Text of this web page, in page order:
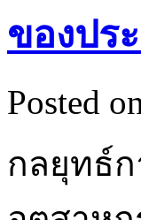
ของปร
Posted
กลยุทธ์